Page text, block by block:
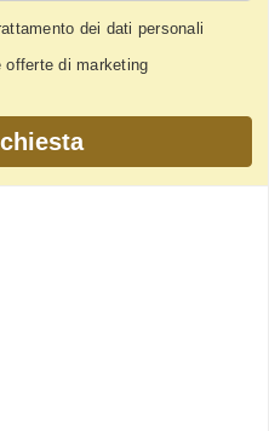
dei dati personali
di marketing